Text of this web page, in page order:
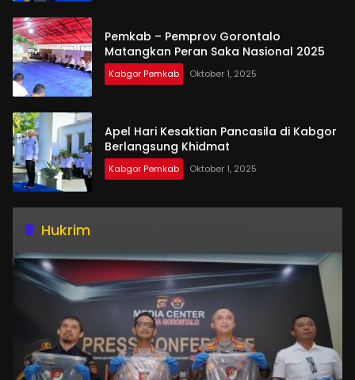
Pemkab – Pemprov Gorontalo
Matangkan Peran Saka Nasional 2025
Kabgor Pemkab Oktober 1, 2025
Apel Hari Kesaktian Pancasila di Kabgor
Berlangsung Khidmat
Kabgor Pemkab Oktober 1, 2025
Hukrim